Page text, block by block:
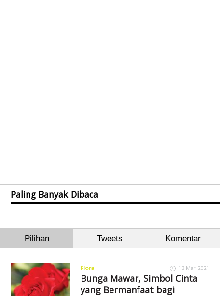
Paling Banyak Dibaca
Pilihan Tweets Komentar
Flora 13 Mar 2021
Bunga Mawar, Simbol Cinta
yang Bermanfaat bagi